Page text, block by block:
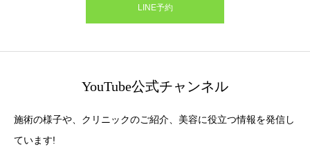
LINE予約
YouTube公式チャンネル
施術の様子や、クリニックのご紹介、美容に役立つ情報を発信し
ています!